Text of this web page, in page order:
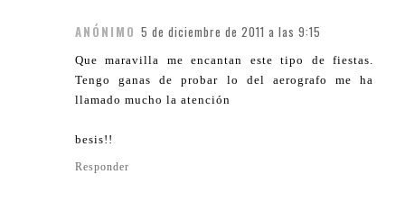
ANÓNIMO 5 de diciembre de 2011 a las 9:15
Que maravilla me encantan este tipo de fiestas.
Tengo ganas de probar lo del aerografo me ha
llamado mucho la atención
besis!!
Responder